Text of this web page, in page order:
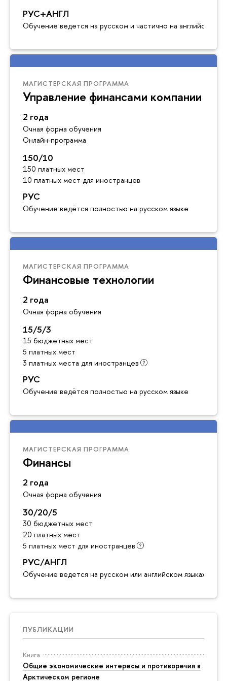
РУС+АНГЛ
Обучение ведется на русском и частично на английском
МАГИСТЕРСКАЯ ПРОГРАММА
Управление финансами компании
2 года
Очная форма обучения
Онлайн-программа
150/10
150 платных мест
10 платных мест для иностранцев
РУС
Обучение ведётся полностью на русском языке
МАГИСТЕРСКАЯ ПРОГРАММА
Финансовые технологии
2 года
Очная форма обучения
15/5/3
15 бюджетных мест
5 платных мест
3 платных места для иностранцев
РУС
Обучение ведётся полностью на русском языке
МАГИСТЕРСКАЯ ПРОГРАММА
Финансы
2 года
Очная форма обучения
30/20/5
30 бюджетных мест
20 платных мест
5 платных мест для иностранцев
РУС/АНГЛ
Обучение ведется на русском или английском языках
ПУБЛИКАЦИИ
Книга
Общие экономические интересы и противоречия в
Арктическом регионе